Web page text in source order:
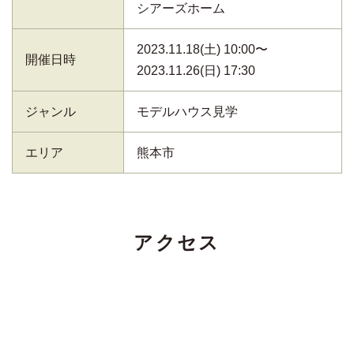
シアーズホーム
開催日時
2023.11.18(土) 10:00〜
2023.11.26(日) 17:30
ジャンル モデルハウス見学
エリア 熊本市
アクセス